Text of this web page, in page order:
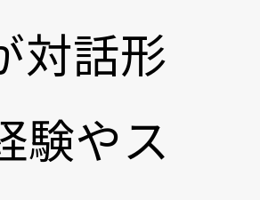
対話形
験やス